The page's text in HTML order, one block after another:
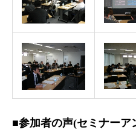
■参加者の声(セミナーア